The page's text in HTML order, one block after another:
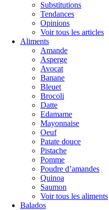
Substitutions
Tendances
Opinions
Voir tous les articles
Aliments
Amande
Asperge
Avocat
Banane
Bleuet
Brocoli
Datte
Edamame
Mayonnaise
Oeuf
Patate douce
Pistache
Pomme
Poudre d’amandes
Quinoa
Saumon
Voir tous les aliments
Balados